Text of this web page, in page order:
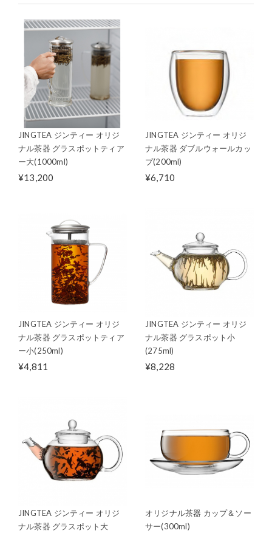
JINGTEA ジンティー オリジ
ナル茶器 グラスポットティア
ー大(1000ml)
¥13,200
JINGTEA ジンティー オリジ
ナル茶器 ダブルウォールカッ
プ(200ml)
¥6,710
JINGTEA ジンティー オリジ
ナル茶器 グラスポットティア
ー小(250ml)
¥4,811
JINGTEA ジンティー オリジ
ナル茶器 グラスポット小
(275ml)
¥8,228
JINGTEA ジンティー オリジ
ナル茶器 グラスポット大
オリジナル茶器 カップ＆ソー
サー(300ml)